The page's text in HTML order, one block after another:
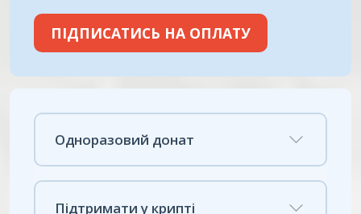
ПІДПИСАТИСЬ НА ОПЛАТУ
Одноразовий донат
Підтримати у крипті